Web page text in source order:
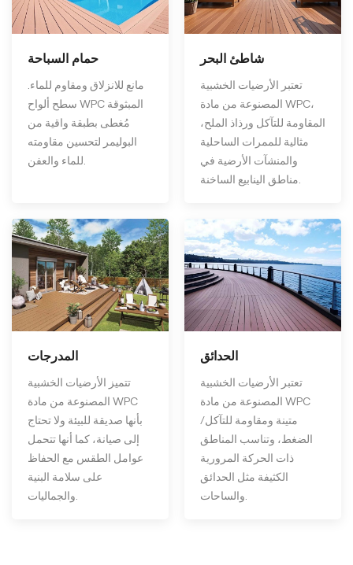
حمام السباحة
مانع للانزلاق ومقاوم للماء.
سطح ألواح WPC المبثوقة
مُغطى بطبقة واقية من
البوليمر لتحسين مقاومته
للماء والعفن.
شاطئ البحر
تعتبر الأرضيات الخشبية
المصنوعة من مادة WPC،
المقاومة للتآكل ورذاذ الملح،
مثالية للممرات الساحلية
والمنشآت الأرضية في
مناطق الينابيع الساخنة.
المدرجات
تتميز الأرضيات الخشبية
المصنوعة من مادة WPC
بأنها صديقة للبيئة ولا تحتاج
إلى صيانة، كما أنها تتحمل
عوامل الطقس مع الحفاظ
على سلامة البنية
الحدائق
تعتبر الأرضيات الخشبية
المصنوعة من مادة WPC
متينة ومقاومة للتآكل/
الضغط، وتناسب المناطق
ذات الحركة المرورية
الكثيفة مثل الحدائق